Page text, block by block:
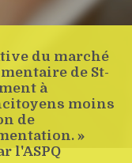
du marché
de St-
à
moins
de
»
l'ASPQ